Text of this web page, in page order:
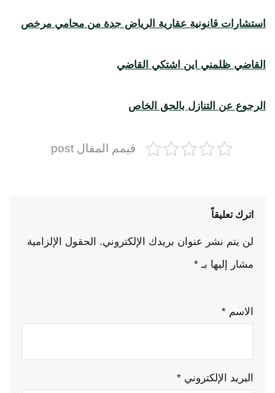
استشارات قانونية عقارية الرياض جدة من محامي مرخص
القاضي ظلمني اين اشتكي القاضي
الرجوع عن التنازل بالحق الخاص
قيمم المقال post
اترك تعليقاً
لن يتم نشر عنوان بريدك الإلكتروني.
الحقول الإلزامية
مشار إليها بـ *
الاسم *
البريد الإلكتروني *